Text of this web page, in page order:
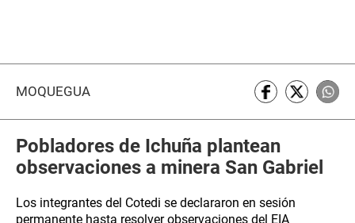
MOQUEGUA
Pobladores de Ichuña plantean
observaciones a minera San Gabriel
Los integrantes del Cotedi se declararon en sesión
permanente hasta resolver observaciones del EIA